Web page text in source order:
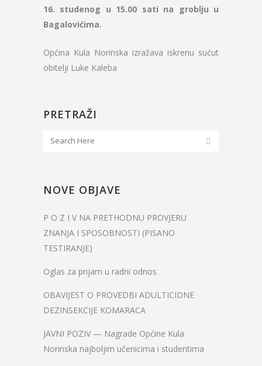
16. studenog u 15.00 sati na groblju u
Bagalovićima.
Općina Kula Norinska izražava iskrenu sućut
obitelji Luke Kaleba
PRETRAŽI
NOVE OBJAVE
P O Z I V NA PRETHODNU PROVJERU
ZNANJA I SPOSOBNOSTI (PISANO
TESTIRANJE)
Oglas za prijam u radni odnos
OBAVIJEST O PROVEDBI ADULTICIDNE
DEZINSEKCIJE KOMARACA
JAVNI POZIV — Nagrade Općine Kula
Norinska najboljim učenicima i studentima